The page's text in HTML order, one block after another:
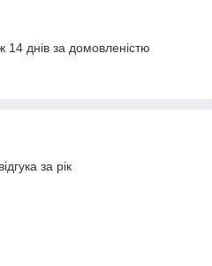
днів за домовленістю
за рік